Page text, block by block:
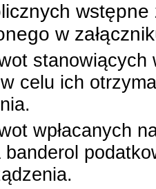
w
celu ich
wpłacanych